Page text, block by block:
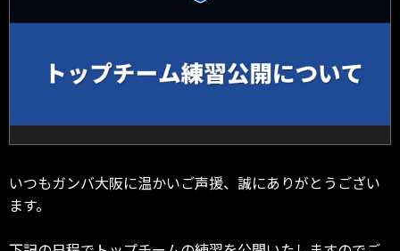
いつもガンバ大阪に温かいご声援、誠にありがとうござい
ます。